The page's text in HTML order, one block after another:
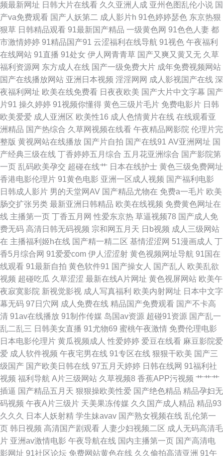
海角 久久极品精品 伪娘自蔚 91丝袜影片免费 www97人人视频 国产69AV视
频 最新黑料AV在线网站 91传媒视频传媒视频 国产精品一级久久 熟妇偷拍
91福利姬在线看 草妇福利视频福利 九一视频免费入口 天天影院日韩 日本三
区色 91撸啊撸欧洲 国产99在线精品 青青草黄色在线 91国产丝袜在线观看
国产欧美精品网 日韩三级网址 91n线破视频 www91操 影音先锋日韩资源网
国产二区网站 五月天婷婷综合社区网 91超碰在线视频 狼人五月天影院 夜射
猫97 91唐伯虎国产在线 欧美性爱DV 午夜福利福利物业 欧美黄色A片导航
91传媒视频网站 国产永久线路 中文字幕人妻熟女人妻 超碰操美女 超碰98色
主播放 91视频在线免费看 欧美人兽乱交 福利91视频 密桃成人网址 亚洲成人
91黄色 91传媒国产在线观看 97超碰总资源 91人妖 国产一级无毛不卡 激情
深爱96 91网址黄w 97超碰人人妻 另类三区在线视频播放 亚洲欧美日韩国产
亚洲肏屄视频在线 91老司机福利导航 成人三级网址在线观看 青青草人与兽
资源站 91超碰在线长腿 福利AV在线观看 激情91在线 久久午夜国产精品 日
韩有码在线免费观看 深夜福利一区 性交黄色欧美免费 国产14页 性爱福利 五
月婷婷色网 91TV国产成人福利 肏屄视频久久 黄色废料 殴美A视频 在线观看
污 91主站 东方操逼网 综合福利导航 91深夜福利在线网站 成人福利基地无码
大量 狼人五月天影院 久久艹精品 青娱乐福利导航 69草综合 国产群pAV视频
91网站国产在线观看 人妻少妇一线天 91午夜黄色影院 91中文娱乐网 免费看
频最新网址 日韩大片在线看 久久亚洲人成 亚州色图乱伦小说 国
产va免费观看 国产人妖第二 成人影片h 91色婷婷瑟色 东京热狠
狠草 日韩精品观看 91最新国产精品 一级黄色网 91色色人妻 都
市激情婷婷 91精品国产91 云涩福利在线导航 91视色 午夜福利
在线网站 91直播 91处女 伊人网青青草 国产又爽又黄又无 久草
福利资源网 东方成人在线 国产一级免费大片 成年免费视频网站
国产在线播放网站 亚洲日本视频 淫淫网网 成人影视国产在线 深
夜福利网址 欧美在线免费看 日夜夜欧美 国产大片中文字幕 国产
片91 操久婷婷 91视频你懂得 黄色三级片毛片 免费电影片 日韩
欧美爱爱 成人亚洲区 欧美性16 成人色情黄片在线 在线观看亚
洲精品 国产热综合 久草网视频在线看 午夜精品网影院 伦理片完
整版 黄视网站在线播放 国产片自拍 国产在线91 AV亚洲网址 国
产经典三级在线 丁香婷婷五月综合 五月花亚洲综合 国产影院第
一页 乱码欧美孕交 超碰在线艹 日本在线护士 黄色三级免费网址
香港电影伦理片 91黄色电影 亚洲一区成人视频 国产福利电影
日韩成人影片 男的天堂网AV 国产精品尤物在 免费a一毛片 欧美
肠交扩张另类 最新亚洲日韩精品 欧美在线视频 免费黄色网址在
线 主播第一页 丁香五月网 性爱东京热 草逼视频78 国产成人免
费无码 高清日韩无码视频 宗和网五月天 日b视频 成人三级网站
在 主播福利姬h在线 国产精一精二区 基情涩涩网 51漫画成人 丁
香5月综合网 91爱爱com 伊人涩涩射 黄色视频网址导航 91国在
线观看 91最新自拍 黄色软件91 国产操女人 国产乱人 欧美乱欲
视频 超碰吃瓜 久草涩涩 最新在线A片网址 黄色视屏网站 欧美午
夜寂寞影院 新视觉影视 成人写真福利 欧美内射网址 日本中文字
幕无码 97日穴网 成人免费在线 精品国产免费观看 国产不卡高
清 91av在线播放 91制作传媒 岛国av资源 超碰91资源 国产乱一
乱二乱三 日韩美女直播 91尤物69 蜜桃午夜激情 免费伦理电影
日本电影伦理片 黄瓜视频成人 性爱婷婷 爱豆在线看 麻豆影院爱
爱 成人软件视频 午夜宅男在线 91专区在线 狠狠干欧美 国产三
级国产 国产欧美日韩在线 97五月天婷婷 日韩在线网 91福利社
视频 福利导航 A片三级网站 久草视频8 香蕉APP污视频 艹艹艹
插逼 国产精品五月天 狠狠操欧美性爱 国产绝色精品 精品孕妇无
码视频 午夜A片三级片 天美果冻传媒 久久国产成人精品 精品93
久久久
日本人妖射精 学生妹avav 国产熟女视频在线 乱伦第一
页 韩日视频 高清国产剧观看 人妻少妇视频二区 成人无码高清毛
片 亚洲av激情电影 午夜导航在线 国内主播第一页 国产高清电
影网址 91社区论坛 免费网站黄色在线 久久偷拍高清亚洲 91午